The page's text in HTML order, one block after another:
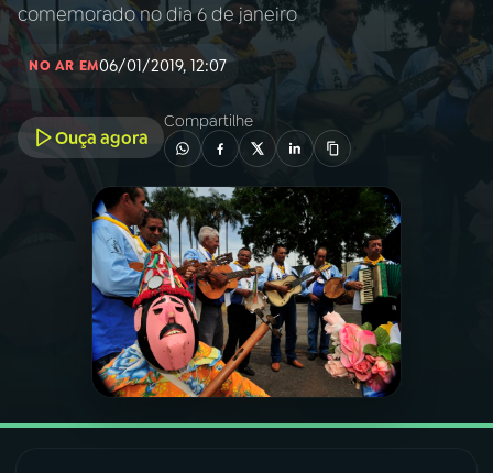
AO VIVO
PROGRAMAÇÃO
PROGRAMAS
PODCASTS
comemorado no dia 6 de janeiro
NO AR EM06/01/2019, 12:07
Ouça agora
Compartilhe